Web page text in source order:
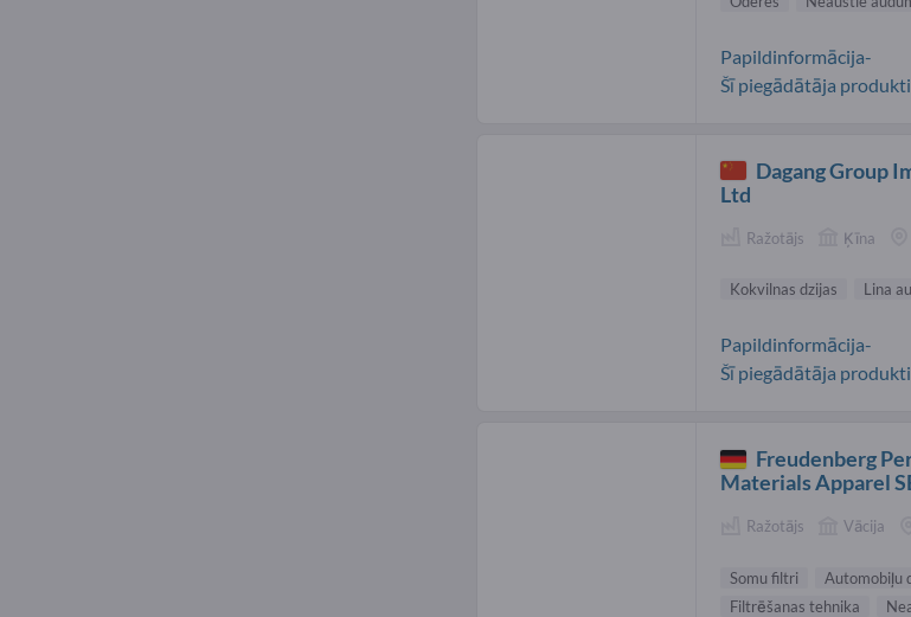
Papildinformācija-
Šī piegādātāja produkti
Dagang Group
Ltd
Ražotājs Ķīna
Kokvilnas dzijas Lina
Papildinformācija-
Šī piegādātāja produkti
Freudenberg
Materials Apparel
Ražotājs Vācija
Somu filtri Automobiļu
Filtrēšanas tehnika